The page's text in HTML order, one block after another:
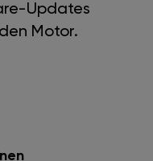
Updates
Motor.